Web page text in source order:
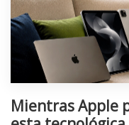
Mientras Apple